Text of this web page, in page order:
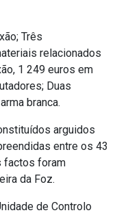
Três
relacionados
1 249 euros em
Duas
branca.
arguidos
entre os 43
factos foram
da Foz.
de Controlo